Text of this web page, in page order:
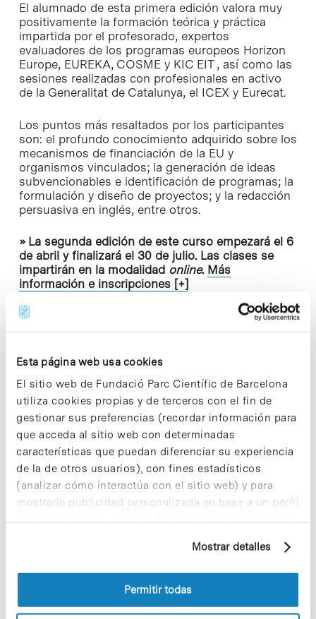
Esta página web usa cookies
El sitio web de Fundació Parc Científic de Barcelona
utiliza cookies propias y de terceros con el fin de
gestionar sus preferencias (recordar información para
que acceda al sitio web con determinadas
características que puedan diferenciar su experiencia
de la de otros usuarios), con fines estadísticos
(analizar cómo interactúa con el sitio web) y para
mostrarle publicidad personalizada en base a un perfil
elaborado a partir de sus hábitos de navegación (por
información sobre las cookies puede consultar
la Política de cookies del sitio web.
Mostrar detalles
Permitir todas
El alumnado de esta primera edición valora muy
positivamente la formación teórica y práctica
impartida por el profesorado, expertos
evaluadores de los programas europeos Horizon
Europe, EUREKA, COSME y KIC EIT , así como las
sesiones realizadas con profesionales en activo
de la Generalitat de Catalunya, el ICEX y Eurecat.
Los puntos más resaltados por los participantes
son: el profundo conocimiento adquirido sobre los
mecanismos de financiación de la EU y
organismos vinculados; la generación de ideas
subvencionables e identificación de programas; la
formulación y diseño de proyectos; y la redacción
persuasiva en inglés, entre otros.
» La segunda edición de este curso empezará el 6
de abril y finalizará el 30 de julio. Las clases se
impartirán en la modalidad online. Más
información e inscripciones [+]